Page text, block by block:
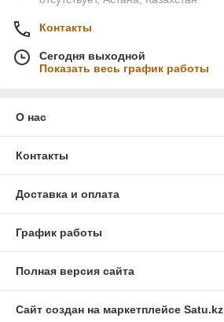
Контакты
Сегодня выходной
Показать весь график работы
О нас
Контакты
Доставка и оплата
График работы
Полная версия сайта
Сайт создан на маркетплейсе Satu.kz